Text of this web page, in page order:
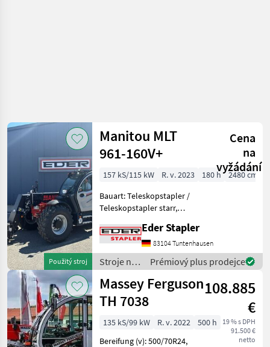
Použitý stroj
Manitou MLT
961-160V+
Cena
na
vyžádání
157 kS/115 kW R. v. 2023 180 h
2480 cm
Bauart: Teleskopstapler /
Teleskopstapler starr,
9000mm, Bauhöhe:
2550mm, Gabellänge:
1200mm, Bereifung vorne:
Luft 80 - 100% , Bereifung
Eder Stapler
83104 Tuntenhausen
Stroje na
stavbu /
Manitou
Prémiový plus prodejce
Massey Ferguson
TH 7038
108.885
€
19 % s DPH
91.500 €
netto
135 kS/99 kW R. v. 2022
500 h
Bereifung (v): 500/70R24,